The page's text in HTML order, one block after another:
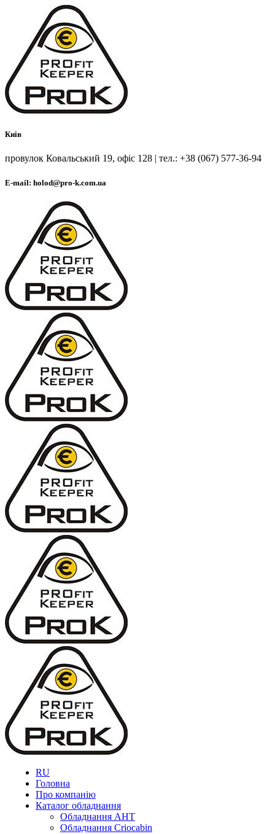
Киів
провулок Ковальський 19, офіс 128 | тел.: +38 (067) 577-36-94
E-mail: holod@pro-k.com.ua
RU
Головна
Про компанію
Каталог обладнання
Обладнання AHT
Обладнання Criocabin